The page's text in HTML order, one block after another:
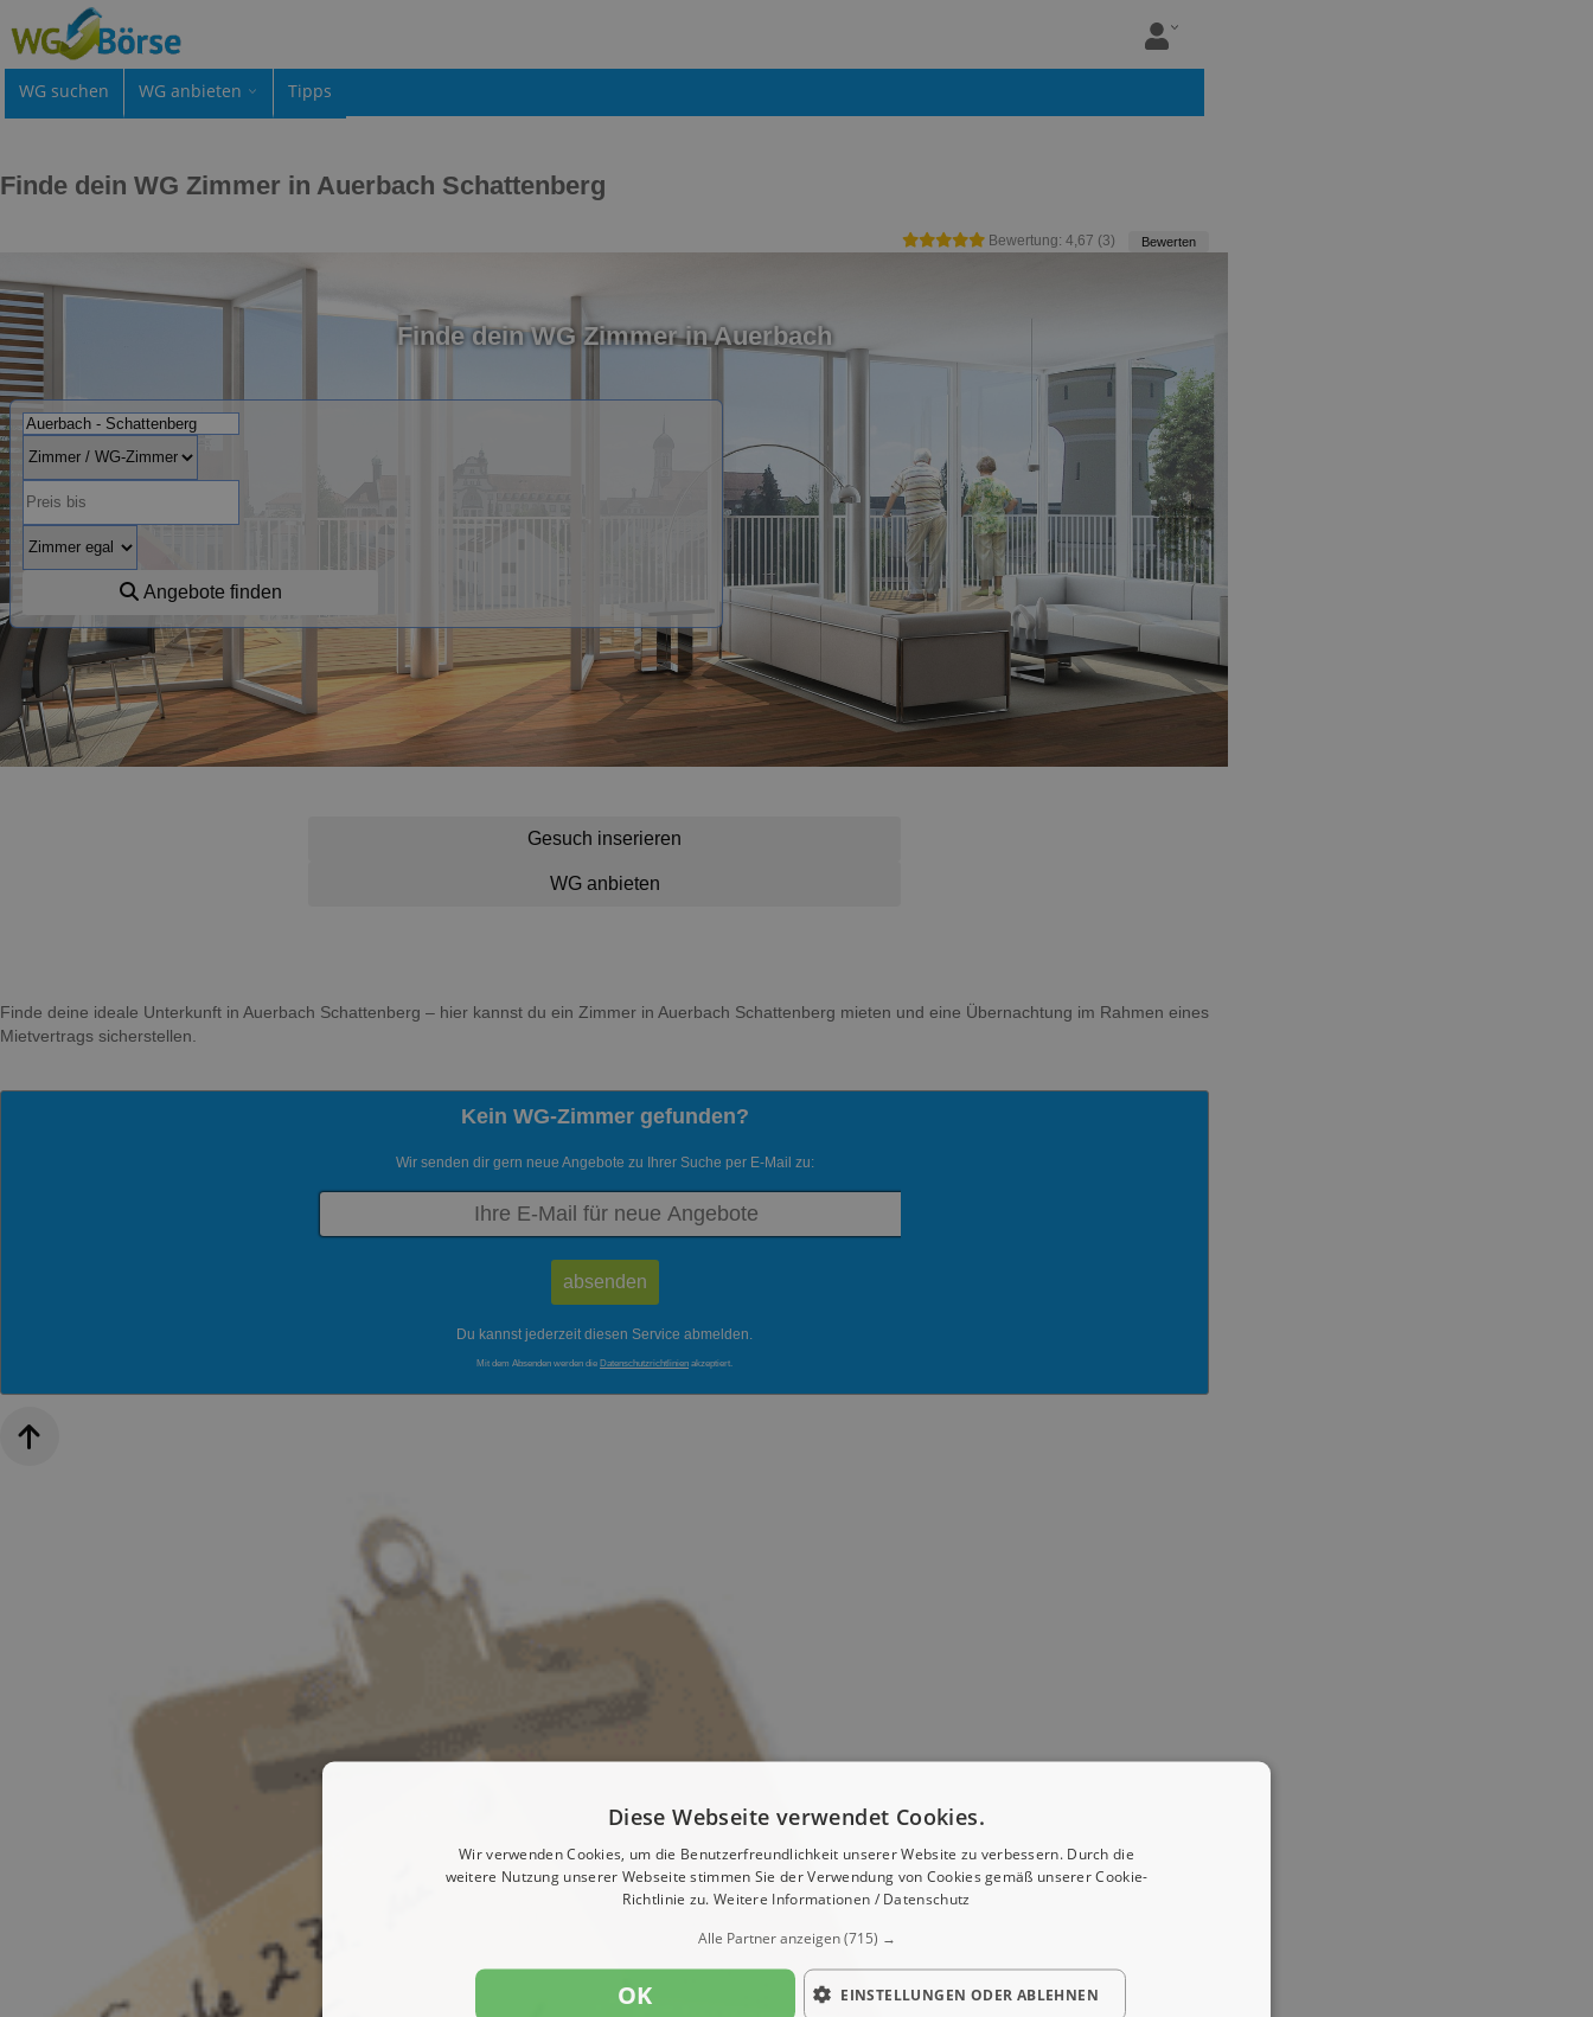
WG suchen WG anbieten Tipps
Finde dein WG Zimmer in Auerbach Schattenberg
Bewertung: 4,67 (3) Bewerten
Finde dein WG Zimmer in Auerbach
Angebote finden
Gesuch inserieren
WG anbieten
Finde deine ideale Unterkunft in Auerbach Schattenberg – hier kannst du ein Zimmer in Auerbach Schattenberg mieten und eine Übernachtung im Rahmen eines
Mietvertrags sicherstellen.
Kein WG-Zimmer gefunden?
Wir senden dir gern neue Angebote zu Ihrer Suche per E-Mail zu:
Du kannst jederzeit diesen Service abmelden.
Mit dem Absenden werden die Datenschutzrichtlinien akzeptiert.
Diese Webseite verwendet Cookies.
Wir verwenden Cookies, um die Benutzerfreundlichkeit unserer Website zu verbessern. Durch die
weitere Nutzung unserer Webseite stimmen Sie der Verwendung von Cookies gemäß unserer Cookie-
Richtlinie zu. Weitere Informationen / Datenschutz
Alle Partner anzeigen(715) →
OK EINSTELLUNGEN ODER ABLEHNEN